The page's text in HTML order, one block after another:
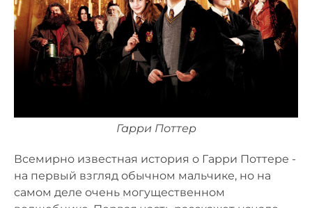
Гарри Поттер
Всемирно известная история о Гарри Поттере -
на первый взгляд обычном мальчике, но на
самом деле очень могущественном